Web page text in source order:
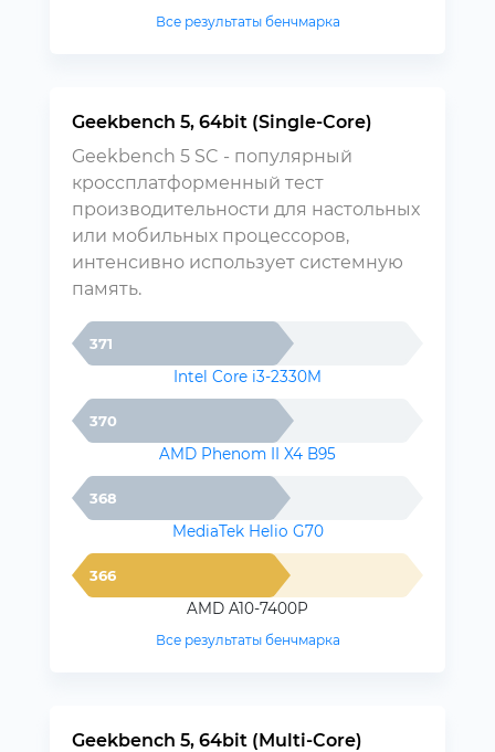
Все результаты бенчмарка
Geekbench 5, 64bit (Single-Core)
Geekbench 5 SC - популярный
кроссплатформенный тест
производительности для настольных
или мобильных процессоров,
интенсивно использует системную
память.
371
Intel Core i3-2330M
370
AMD Phenom II X4 B95
368
MediaTek Helio G70
366
AMD A10-7400P
Все результаты бенчмарка
Geekbench 5, 64bit (Multi-Core)